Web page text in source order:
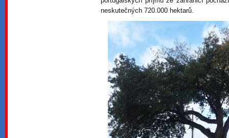
neskutečných 720.000 hektarů.